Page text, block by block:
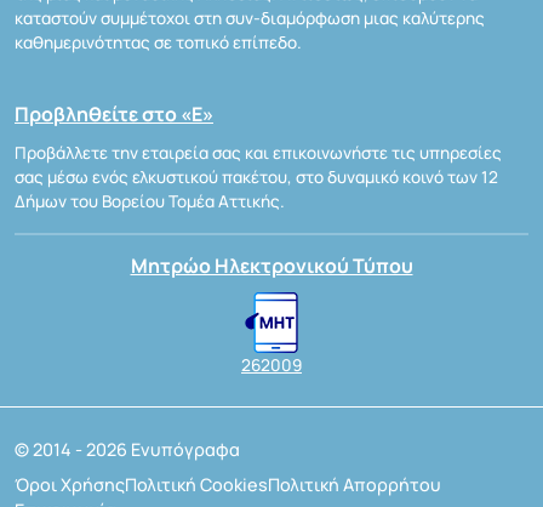
καταστούν συμμέτοχοι στη συν-διαμόρφωση μιας καλύτερης
καθημερινότητας σε τοπικό επίπεδο.
Προβληθείτε στο «Ε»
Προβάλλετε την εταιρεία σας και επικοινωνήστε τις υπηρεσίες
σας μέσω ενός ελκυστικού πακέτου, στο δυναμικό κοινό των 12
Δήμων του Βορείου Τομέα Αττικής.
Μητρώο Ηλεκτρονικού Τύπου
262009
© 2014 - 2026 Ενυπόγραφα
Όροι ΧρήσηςΠολιτική CookiesΠολιτική Απορρήτου